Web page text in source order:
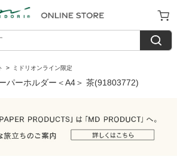
> ミドリオンライン限定
パーホルダー＜A4＞ 茶(91803772)